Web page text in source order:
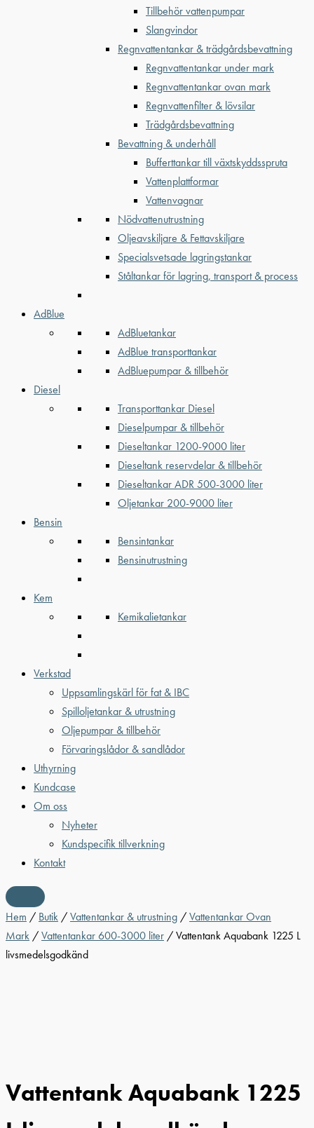
Tillbehör vattenpumpar
Slangvindor
Regnvattentankar & trädgårdsbevattning
Regnvattentankar under mark
Regnvattentankar ovan mark
Regnvattenfilter & lövsilar
Trädgårdsbevattning
Bevattning & underhåll
Bufferttankar till växtskyddsspruta
Vattenplattformar
Vattenvagnar
Nödvattenutrustning
Oljeavskiljare & Fettavskiljare
Specialsvetsade lagringstankar
Ståltankar för lagring, transport & process
AdBlue
AdBluetankar
AdBlue transporttankar
AdBluepumpar & tillbehör
Diesel
Transporttankar Diesel
Dieselpumpar & tillbehör
Dieseltankar 1200-9000 liter
Dieseltank reservdelar & tillbehör
Dieseltankar ADR 500-3000 liter
Oljetankar 200-9000 liter
Bensin
Bensintankar
Bensinutrustning
Kem
Kemikalietankar
Verkstad
Uppsamlingskärl för fat & IBC
Spilloljetankar & utrustning
Oljepumpar & tillbehör
Förvaringslådor & sandlådor
Uthyrning
Kundcase
Om oss
Nyheter
Kundspecifik tillverkning
Kontakt
Hem / Butik /Vattentankar & utrustning /Vattentankar Ovan
Mark /Vattentankar 600-3000 liter / Vattentank Aquabank 1225 L
livsmedelsgodkänd
Vattentank Aquabank 1225